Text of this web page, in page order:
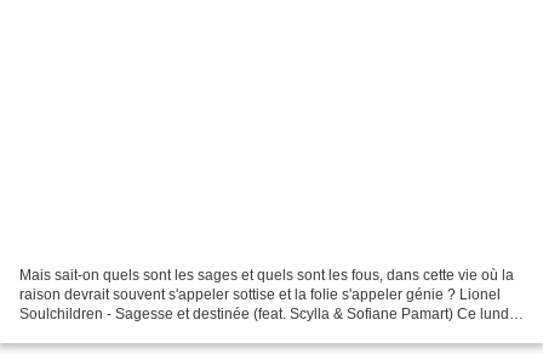
Mais sait-on quels sont les sages et quels sont les fous, dans cette vie où la
raison devrait souvent s'appeler sottise et la folie s'appeler génie ? Lionel
Soulchildren - Sagesse et destinée (feat. Scylla & Sofiane Pamart) Ce lundi